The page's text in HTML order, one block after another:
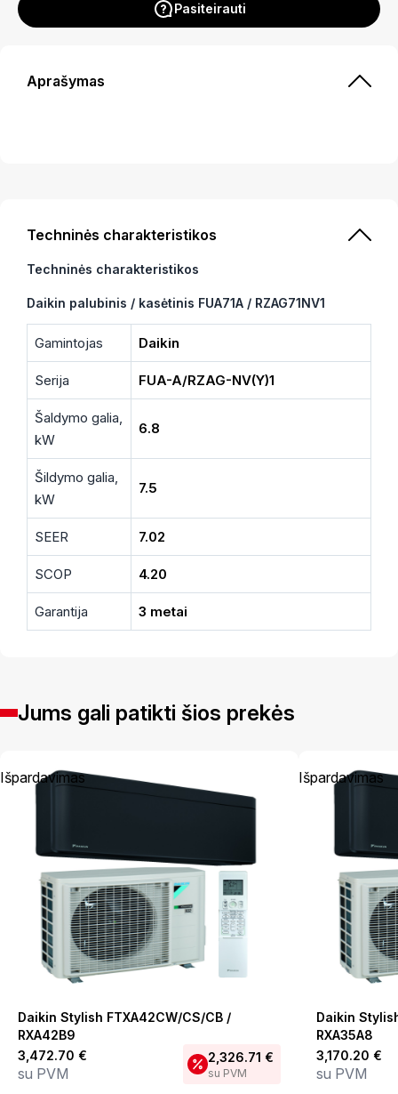
Pasiteirauti
Aprašymas
Techninės charakteristikos
Techninės charakteristikos
Daikin palubinis / kasėtinis FUA71A / RZAG71NV1
Gamintojas Daikin
Serija FUA-A/RZAG-NV(Y)1
Šaldymo galia,
kW
6.8
Šildymo galia,
kW
7.5
SEER 7.02
SCOP 4.20
Garantija 3 metai
Jums gali patikti šios prekės
Išpardavimas
Daikin Stylish FTXA42CW/CS/CB /
RXA42B9
3,472.70 €
su PVM
2,326.71 €
su PVM
Išpardavimas
Daikin
RXA35A8
3,170.20 €
su PVM